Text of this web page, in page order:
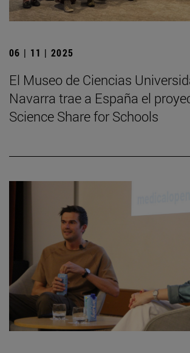
06 | 11 | 2025
El Museo de Ciencias
Navarra trae a España el
Science Share for Schools